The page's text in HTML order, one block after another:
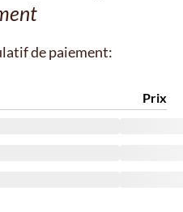
de paiement:
Prix